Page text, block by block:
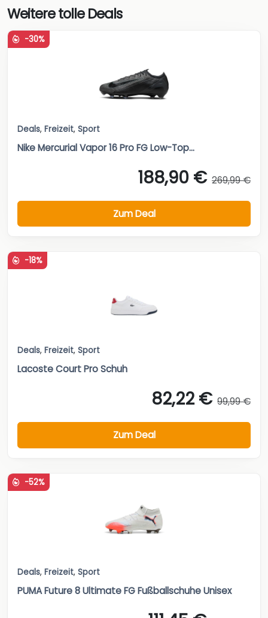
Weitere tolle Deals
-30%
Deals, Freizeit, Sport
Nike Mercurial Vapor 16 Pro FG Low-Top...
188,90 € 269,99 €
Zum Deal
-18%
Deals, Freizeit, Sport
Lacoste Court Pro Schuh
82,22 € 99,99 €
Zum Deal
-52%
Deals, Freizeit, Sport
PUMA Future 8 Ultimate FG Fußballschuhe Unisex